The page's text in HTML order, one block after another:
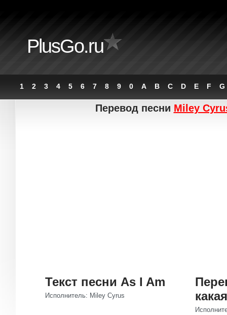
PlusGo.ru
1 2 3 4 5 6 7 8 9 0 A B C D E F G
Перевод песни Miley
Текст песни As I Am
Исполнитель: Miley Cyrus